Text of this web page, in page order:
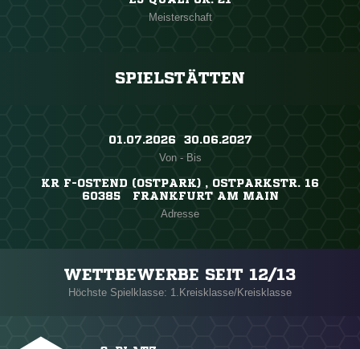
Meisterschaft
SPIELSTÄTTEN
01.07.2026 ​ 30.06.2027
Von - Bis
KR F-OSTEND (OSTPARK) , OSTPARKSTR. 16
60385 FRANKFURT AM MAIN
Adresse
WETTBEWERBE SEIT 12/13
Höchste Spielklasse: 1.Kreisklasse/Kreisklasse